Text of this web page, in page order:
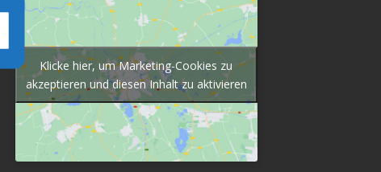
Klicke hier, um Marketing-Cookies zu
akzeptieren und diesen Inhalt zu aktivieren